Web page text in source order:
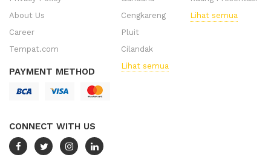
About Us
Career
Tempat.com
PAYMENT METHOD
CONNECT WITH US
Cengkareng
Pluit
Cilandak
Lihat semua
Lihat semua